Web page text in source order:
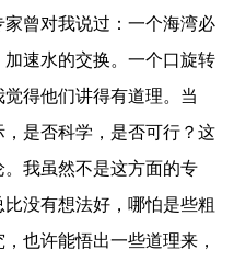
曾对我说过：一个海湾必
速水的交换。一个口旋转
得他们讲得有道理。当
是否科学，是否可行？这
我虽然不是这方面的专
没有想法好，哪怕是些粗
也许能悟出一些道理来，